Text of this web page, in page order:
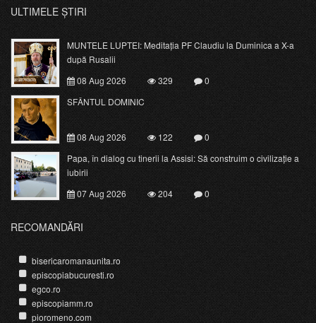
ULTIMELE ȘTIRI
MUNTELE LUPTEI: Meditația PF Claudiu la Duminica a X-a
după Rusalii
08 Aug 2026
329
0
SFÂNTUL DOMINIC
08 Aug 2026 122
0
Papa, în dialog cu tinerii la Assisi: Să construim o civilizație a
iubirii
07 Aug 2026
204 0
RECOMANDĂRI
bisericaromanaunita.ro
episcopiabucuresti.ro
egco.ro
episcopiamm.ro
pioromeno.com